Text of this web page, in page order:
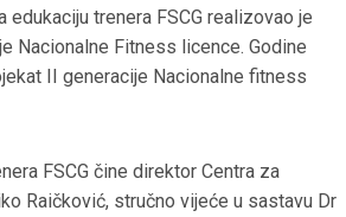
edukaciju trenera FSCG realizovao je
Nacionalne Fitness licence. Godine
II generacije Nacionalne fitness
FSCG čine direktor Centra za
Raičković, stručno vijeće u sastavu Dr